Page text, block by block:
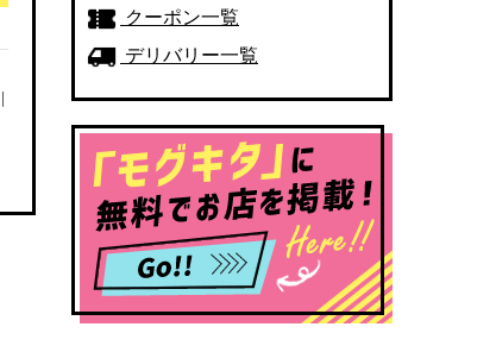
クーポン一覧
デリバリー一覧